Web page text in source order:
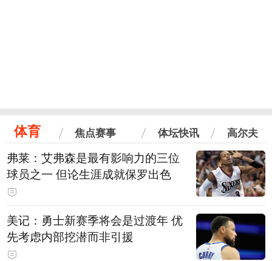
体育 焦点赛事 体坛快讯 高尔夫
弗莱：艾弗森是最有影响力的三位
球员之一 但论生涯成就保罗出色
美记：勇士新赛季将会是过渡年 优
先考虑内部挖潜而非引援